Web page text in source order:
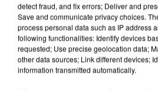
detect fraud, and fix errors; Deliver and
Save and communicate privacy choices.
process personal data such as IP address
following functionalities: Identify devices
requested; Use precise geolocation data;
other data sources; Link different devices;
information transmitted automatically.